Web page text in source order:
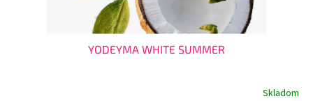
YODEYMA WHITE SUMMER
Skladom